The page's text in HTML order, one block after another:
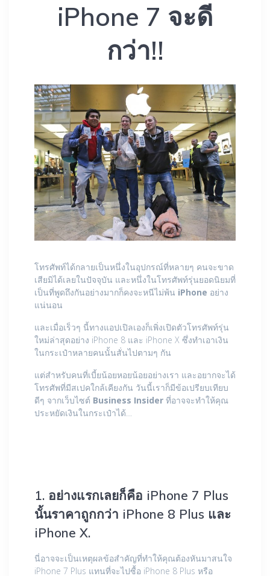
iPhone 7 จะดี
กว่า!!
โทรศัพท์ได้กลายเป็นหนึ่งในอุปกรณ์ที่หลายๆ คนจะขาด
เสียมิได้เลยในปัจจุบัน และหนึ่งในโทรศัพท์รุ่นยอดนิยมที่
เป็นที่พูดถึงกันอย่างมากก็คงจะหนีไม่พ้น iPhone อย่าง
แน่นอน
และเมื่อเร็วๆ นี้ทางแอปเปิลเองก็เพิ่งเปิดตัวโทรศัพท์รุ่น
ใหม่ล่าสุดอย่าง iPhone 8 และ iPhone X ซึ่งทำเอาเงิน
ในกระเป๋าหลายคนนั้นสั่นไปตามๆ กัน
แต่สำหรับคนที่เบี้ยน้อยหอยน้อยอย่างเรา และอยากจะได้
โทรศัพที่มีสเปคใกล้เคียงกัน วันนี้เราก็มีข้อเปรียบเทียบ
ดีๆ จากเว็บไซต์ Business Insider ที่อาจจะทำให้คุณ
ประหยัดเงินในกระเป๋าได้…
1. อย่างแรกเลยก็คือ iPhone 7 Plus
นั้นราคาถูกกว่า iPhone 8 Plus และ
iPhone X.
นี่อาจจะเป็นเหตุผลข้อสำคัญที่ทำให้คุณต้องหันมาสนใจ
iPhone 7 Plus แทนที่จะไปซื้อ iPhone 8 Plus หรือ